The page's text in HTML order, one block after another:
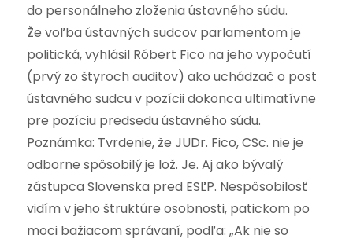
do personálneho zloženia ústavného súdu.
Že voľba ústavných sudcov parlamentom je
politická, vyhlásil Róbert Fico na jeho vypočutí
(prvý zo štyroch auditov) ako uchádzač o post
ústavného sudcu v pozícii dokonca ultimatívne
pre pozíciu predsedu ústavného súdu.
Poznámka: Tvrdenie, že JUDr. Fico, CSc. nie je
odborne spôsobilý je lož. Je. Aj ako bývalý
zástupca Slovenska pred ESĽP. Nespôsobilosť
vidím v jeho štruktúre osobnosti, patickom po
moci bažiacom správaní, podľa: „Ak nie so